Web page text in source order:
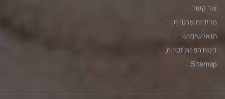
צור קשר
מדיניות פרטיות
תנאי שימוש
דיווח הפרת זכויות
Sitemap